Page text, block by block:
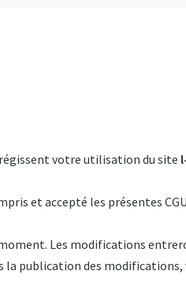
votre utilisation du site
et accepté les présentes
Les modifications
publication des modifications,